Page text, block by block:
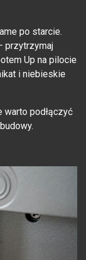
po starcie.
przytrzymaj
Up na pilocie
i niebieskie
warto podłączyć